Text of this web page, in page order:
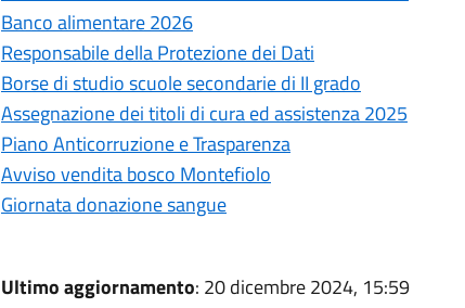
Banco alimentare 2026
Responsabile della Protezione dei Dati
Borse di studio scuole secondarie di II grado
Assegnazione dei titoli di cura ed assistenza 2025
Piano Anticorruzione e Trasparenza
Avviso vendita bosco Montefiolo
Giornata donazione sangue
Ultimo aggiornamento: 20 dicembre 2024, 15:59